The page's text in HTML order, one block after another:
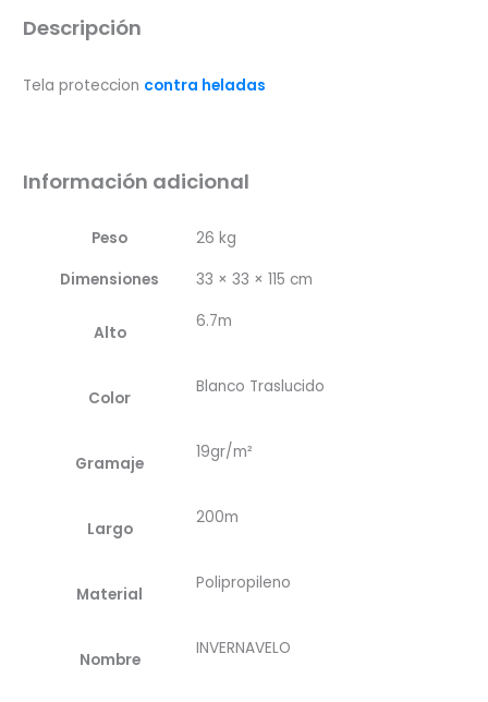
Descripción
Tela proteccion contra heladas
Información adicional
Peso
26 kg
Dimensiones
33 × 33 × 115 cm
Alto
6.7m
Color
Blanco Traslucido
Gramaje
19gr/m²
Largo
200m
Material
Polipropileno
Nombre
INVERNAVELO